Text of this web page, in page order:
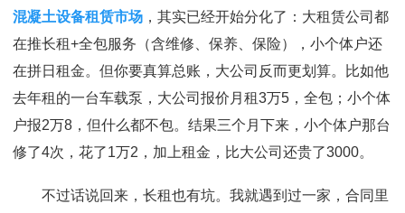
混凝土设备租赁市场 ，其实已经开始分化了：大租赁公司都
在推长租+全包服务（含维修、保养、保险），小个体户还
在拼日租金。但你要真算总账，大公司反而更划算。比如他
去年租的一台车载泵，大公司报价月租3万5，全包；小个体
户报2万8，但什么都不包。结果三个月下来，小个体户那台
修了4次，花了1万2，加上租金，比大公司还贵了3000。
不过话说回来，长租也有坑。我就遇到过一家，合同里